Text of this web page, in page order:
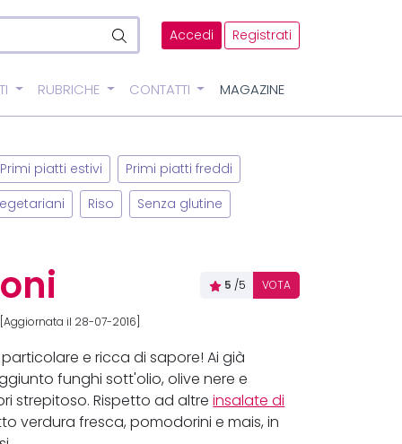
Accedi Registrati
RUBRICHE CONTATTI MAGAZINE
Primi piatti estivi Primi piatti freddi
Riso Senza glutine
5 /5 VOTA
il 28-07-2016]
e ricca di sapore! Ai già
funghi sott'olio, olive nere e
strepitoso. Rispetto ad altreinsalate di
verdura fresca, pomodorini e mais, in